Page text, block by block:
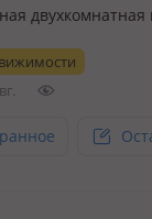
(мебель /